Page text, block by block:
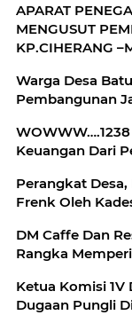
APARAT
MENGUSUT
KP.CIHERANG
Warga Desa
Pembangunan
Keuangan Dari
Perangkat Desa, RT/RW Di Bohongi Dan Terkena
Frenk Oleh
DM Caffe Dan Resto Berikan Door Prize, Dalam
Rangka
Ketua Komisi 1V
Dugaan Pungli